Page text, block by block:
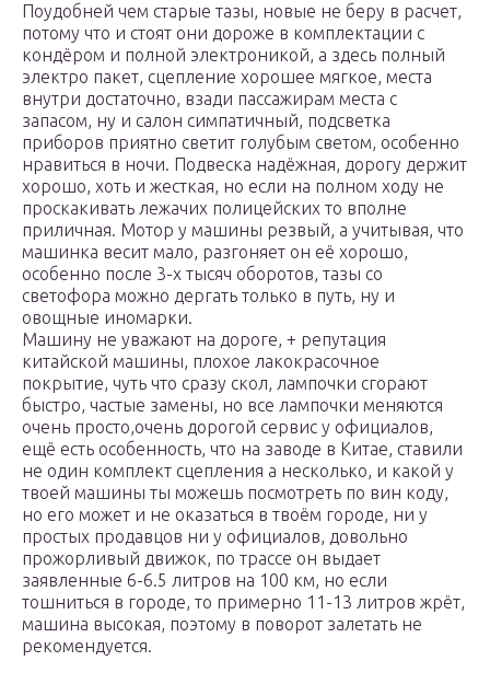
Поудобней чем старые тазы, новые не беру в расчет,
потому что и стоят они дороже в комплектации с
кондёром и полной электроникой, а здесь полный
электро пакет, сцепление хорошее мягкое, места
внутри достаточно, взади пассажирам места с
запасом, ну и салон симпатичный, подсветка
приборов приятно светит голубым светом, особенно
нравиться в ночи. Подвеска надёжная, дорогу держит
хорошо, хоть и жесткая, но если на полном ходу не
проскакивать лежачих полицейских то вполне
приличная. Мотор у машины резвый, а учитывая, что
машинка весит мало, разгоняет он её хорошо,
особенно после 3-х тысяч оборотов, тазы со
светофора можно дергать только в путь, ну и
овощные иномарки.
Машину не уважают на дороге, + репутация
китайской машины, плохое лакокрасочное
покрытие, чуть что сразу скол, лампочки сгорают
быстро, частые замены, но все лампочки меняются
очень просто,очень дорогой сервис у официалов,
ещё есть особенность, что на заводе в Китае, ставили
не один комплект сцепления а несколько, и какой у
твоей машины ты можешь посмотреть по вин коду,
но его может и не оказаться в твоём городе, ни у
простых продавцов ни у официалов, довольно
прожорливый движок, по трассе он выдает
заявленные 6-6.5 литров на 100 км, но если
тошниться в городе, то примерно 11-13 литров жрёт,
машина высокая, поэтому в поворот залетать не
рекомендуется.